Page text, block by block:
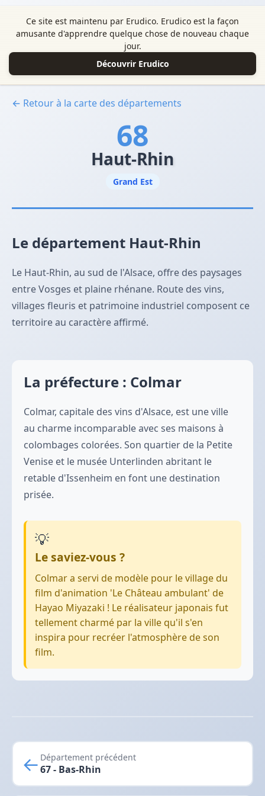
Ce site est maintenu par Erudico. Erudico est la façon
amusante d'apprendre quelque chose de nouveau chaque
jour.
Découvrir Erudico
← Retour à la carte des départements
68
Haut-Rhin
Grand Est
Le département Haut-Rhin
Le Haut-Rhin, au sud de l'Alsace, offre des paysages
entre Vosges et plaine rhénane. Route des vins,
villages fleuris et patrimoine industriel composent ce
territoire au caractère affirmé.
La préfecture : Colmar
Colmar, capitale des vins d'Alsace, est une ville
au charme incomparable avec ses maisons à
colombages colorées. Son quartier de la Petite
Venise et le musée Unterlinden abritant le
retable d'Issenheim en font une destination
prisée.
💡
Le saviez-vous ?
Colmar a servi de modèle pour le village du
film d'animation 'Le Château ambulant' de
Hayao Miyazaki ! Le réalisateur japonais fut
tellement charmé par la ville qu'il s'en
inspira pour recréer l'atmosphère de son
film.
← Département précédent
67 - Bas-Rhin